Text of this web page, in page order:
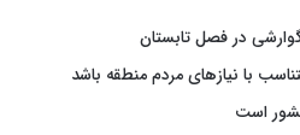
در فصل تابستان
با نیازهای مردم منطقه باشد
است